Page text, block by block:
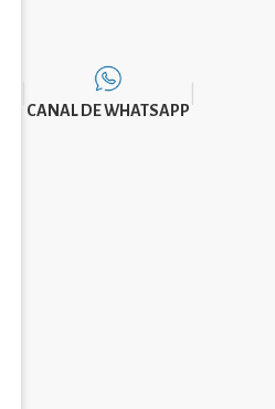
CANAL DE WHATSAPP